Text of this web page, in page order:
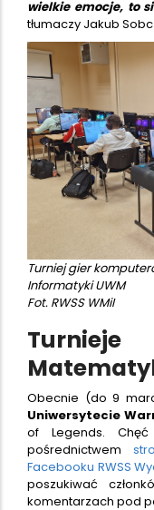
wielkie emocje, to
tłumaczy Jakub
Turniej gier
Informatyki UWM
Fot. RWSS WMiI
Obecnie (do 9
Uniwersytecie
of Legends.
pośrednictwem
Facebooku RWSS
poszukiwać
komentarzach pod